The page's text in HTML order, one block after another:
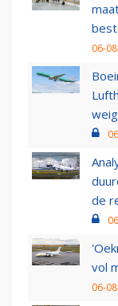
06-
de
vol
06-